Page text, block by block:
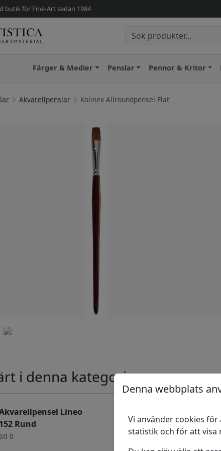
butik för Fine-Art sedan 1984
Färger & Medier Penslar Pennor & Kritor
Akvarellpenslar Kolinex Allroundpensel Flat
i denna kategori
Lineo
152 Rund
Stl 0
35kr
Denna webbplats
Vi använder cookies
statistik och för att visa